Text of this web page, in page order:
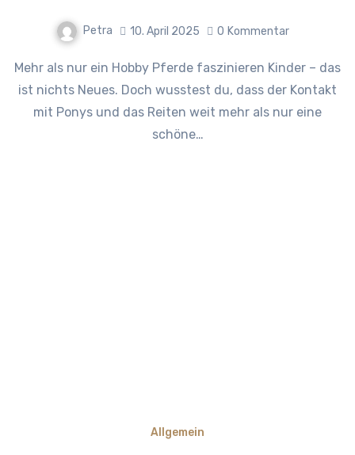
Petra 10. April 2025 0 Kommentar
Mehr als nur ein Hobby Pferde faszinieren Kinder – das
ist nichts Neues. Doch wusstest du, dass der Kontakt
mit Ponys und das Reiten weit mehr als nur eine
schöne…
Allgemein